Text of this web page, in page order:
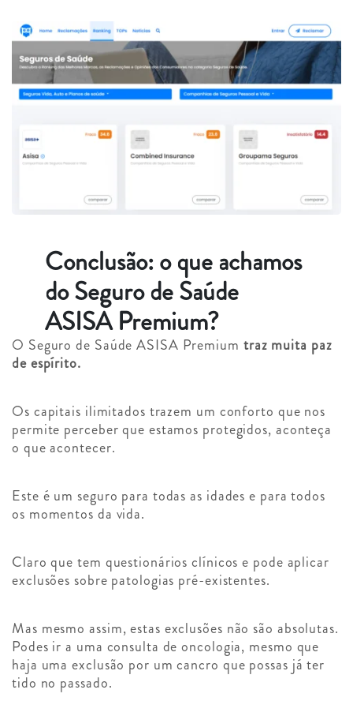
Conclusão: o que achamos
do Seguro de Saúde
ASISA Premium?
O Seguro de Saúde ASISA Premium traz muita paz
de espírito.
Os capitais ilimitados trazem um conforto que nos
permite perceber que estamos protegidos, aconteça
o que acontecer.
Este é um seguro para todas as idades e para todos
os momentos da vida.
Claro que tem questionários clínicos e pode aplicar
exclusões sobre patologias pré-existentes.
Mas mesmo assim, estas exclusões não são absolutas.
Podes ir a uma consulta de oncologia, mesmo que
haja uma exclusão por um cancro que possas já ter
tido no passado.